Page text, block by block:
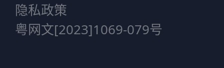
隐私政策
粤网文[2023]1069-079号